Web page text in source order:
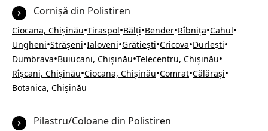
Cornișă din Polistiren
Ciocana, Chișinău•Tiraspol•Bălți•Bender•Rîbnița•Cahul•
Ungheni•Strășeni•Ialoveni•Grătiești•Cricova•Durlești•
Dumbrava•Buiucani, Chișinău•Telecentru, Chișinău•
Rîșcani, Chișinău•Ciocana, Chișinău•Comrat•Călărași•
Botanica, Chișinău
Pilastru/Coloane din Polistiren